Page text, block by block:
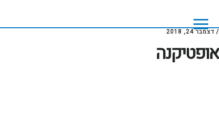
main
content
footer
/ דצמבר 24, 2018
אופטיקנה